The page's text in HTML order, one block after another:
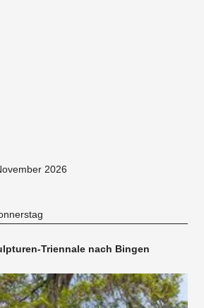
2026
Triennale nach Bingen